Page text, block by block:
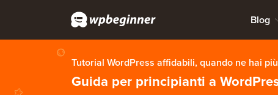
Blog
Tutorial WordPress affidabili, quando ne hai
Guida per principianti a